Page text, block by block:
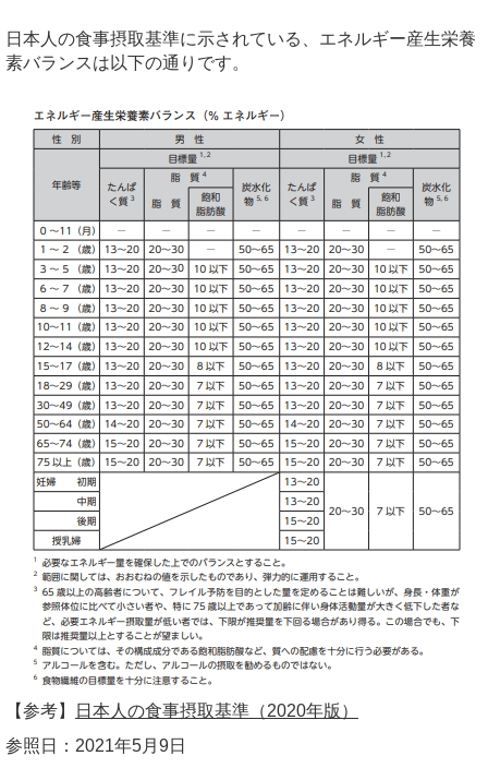
日本人の食事摂取基準に示されている、エネルギー産生栄養
素バランスは以下の通りです。
【参考】
日本人の食事摂取基準（2020年版）
参照日：2021年5月9日